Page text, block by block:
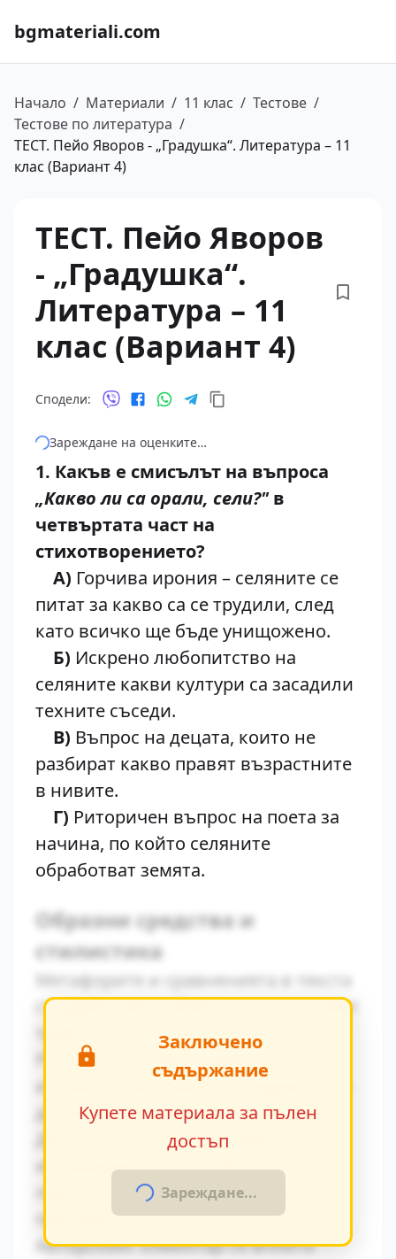
bgmateriali.com
Начало / Материали / 11 клас / Тестове /
Тестове по литература /
ТЕСТ. Пейо Яворов - „Градушка“. Литература – 11
клас (Вариант 4)
ТЕСТ. Пейо Яворов
- „Градушка“.
Литература – 11
клас (Вариант 4)
Сподели:
Зареждане на оценките…
1. Какъв е смисълът на въпроса
„Какво ли са орали, сели?"в
четвъртата част на
стихотворението?
А) Горчива ирония – селяните се
питат за какво са се трудили, след
като всичко ще бъде унищожено.
Б) Искрено любопитство на
селяните какви култури са засадили
техните съседи.
В) Въпрос на децата, които не
разбират какво правят възрастните
в нивите.
Г) Риторичен въпрос на поета за
начина, по който селяните
обработват земята.
Образни средства и
стилистика
Метафорите и сравненията в текста
създават ярки образи, които остават
трайно в съзнанието на читателя.
Ритъмът на повествованието се
изгражда чрез умелото редуване на
динамични и статични епизоди.
Диалогичната реч разкрива
индивидуалните особености на
персонажите и тяхната социална
принадлежност.
Авторският коментар се вплита
Заключено
съдържание
Купете материала за пълен
достъп
Зареждане...